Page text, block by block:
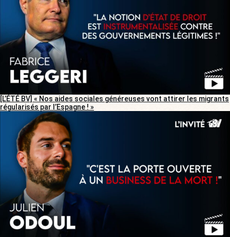
[L’ÉTÉ BV] « Nos aides sociales généreuses vont attirer les migrants
régularisés par l’Espagne ! »